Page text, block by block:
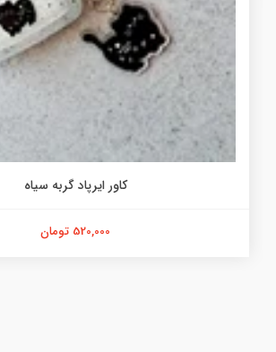
کاور ایرپاد گربه سیاه
520,000 تومان